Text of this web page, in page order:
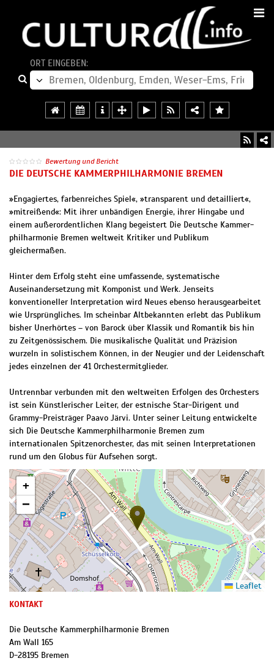
ORT EINGEBEN:
Bewertung und Bericht
DIE DEUTSCHE KAMMER­PHILHARMONIE BREMEN
»Engagiertes, farbenreiches Spiel«, »transparent und detailliert«,
»mitreißend«: Mit ihrer unbändigen Energie, ihrer Hingabe und
einem außerordentlichen Klang begeistert Die Deutsche Kammer­
philharmonie Bremen weltweit Kritiker und Publikum
gleichermaßen.
Hinter dem Erfolg steht eine umfassende, systematische
Auseinandersetzung mit Komponist und Werk. Jenseits
konventioneller Interpretation wird Neues ebenso herausgearbeitet
wie Ursprüngliches. Im scheinbar Altbekannten erlebt das Publikum
bisher Unerhörtes – von Barock über Klassik und Romantik bis hin
zu Zeitgenössischem. Die musikalische Qualität und Präzision
wurzeln in solistischem Können, in der Neugier und der Leidenschaft
jedes einzelnen der 41 Orchestermitglieder.
Untrennbar verbunden mit den weltweiten Erfolgen des Orchesters
ist sein Künstlerischer Leiter, der estnische Star-Dirigent und
Grammy-Preisträger Paavo Järvi. Unter seiner Leitung entwickelte
sich Die Deutsche Kammer­philharmonie Bremen zum
internationalen Spitzenorchester, das mit seinen Interpretationen
rund um den Globus für Aufsehen sorgt.
+
−
Leaflet
KONTAKT
Die Deutsche Kammer­philharmonie Bremen
Am Wall 165
D-28195 Bremen